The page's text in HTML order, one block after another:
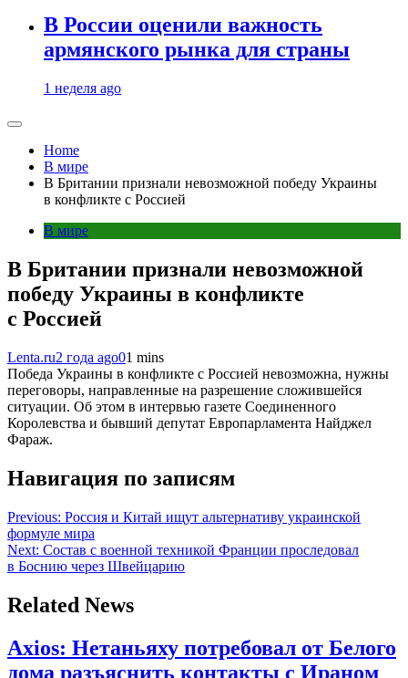
В России оценили важность
армянского рынка для страны
1 неделя ago
Home
В мире
В Британии признали невозможной победу Украины
в конфликте с Россией
В мире
В Британии признали невозможной
победу Украины в конфликте
с Россией
Lenta.ru2 года ago01 mins
Победа Украины в конфликте с Россией невозможна, нужны
переговоры, направленные на разрешение сложившейся
ситуации. Об этом в интервью газете Соединенного
Королевства и бывший депутат Европарламента Найджел
Фараж.
Навигация по записям
Previous: Россия и Китай ищут альтернативу украинской
формуле мира
Next: Состав с военной техникой Франции проследовал
в Боснию через Швейцарию
Related News
Axios: Нетаньяху потребовал от Белого
дома разъяснить контакты с Ираном